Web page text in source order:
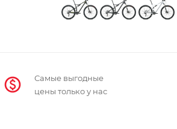
Самые выгодные
цены только у нас